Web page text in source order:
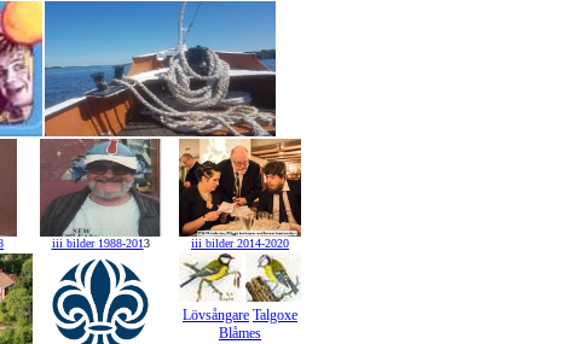
iii bilder 1988-2013 iii bilder 2014-2020
Lövsångare Talgoxe
Blåmes